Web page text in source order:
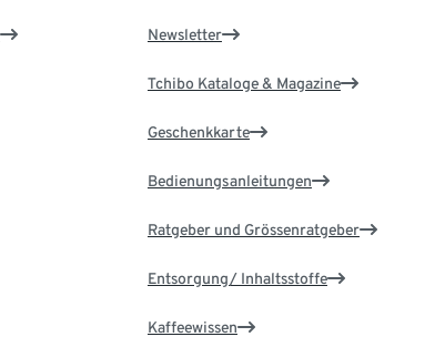
Newsletter
Tchibo Kataloge & Magazine
Geschenkkarte
Bedienungsanleitungen
Ratgeber und Grössenratgeber
Entsorgung/ Inhaltsstoffe
Kaffeewissen